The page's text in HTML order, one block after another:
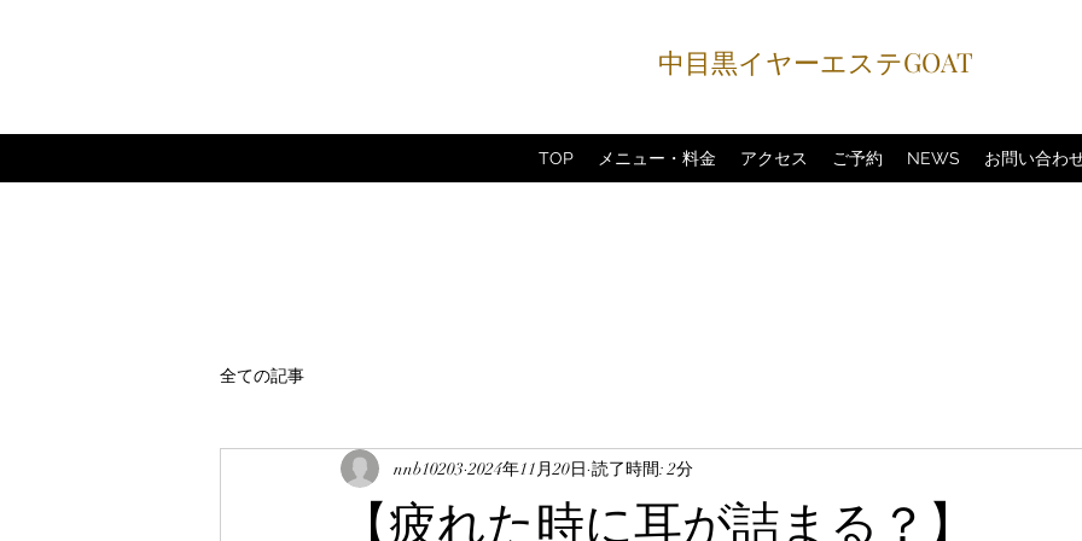
中目黒イヤーエステGOAT
TOP メニュー・料金 アクセス ご予約 NEWS お問い合わ
全ての記事
【疲れた時に耳が詰まる？】
nnb10203 2024年11月20日 読了時間: 2分